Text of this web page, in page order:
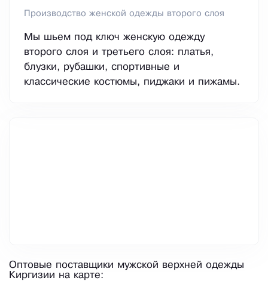
Производство женской одежды второго слоя
Мы шьем под ключ женскую одежду
второго слоя и третьего слоя: платья,
блузки, рубашки, спортивные и
классические костюмы, пиджаки и пижамы.
Оптовые поставщики мужской верхней одежды
Киргизии на карте: